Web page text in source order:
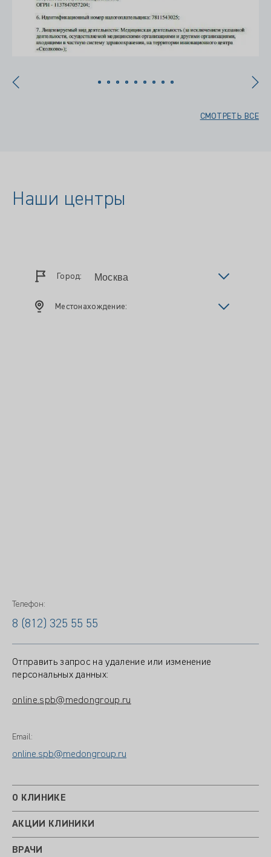
СМОТРЕТЬ ВСЕ
Наши центры
Город:
Местонахождение:
Телефон:
8 (812) 325 55 55
Отправить запрос на удаление или изменение
персональных данных:
online.spb@medongroup.ru
Email:
online.spb@medongroup.ru
О КЛИНИКЕ
АКЦИИ КЛИНИКИ
ВРАЧИ